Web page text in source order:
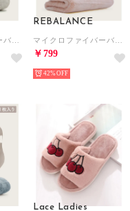
REBALANCE
￥799
42%
Lace Ladies